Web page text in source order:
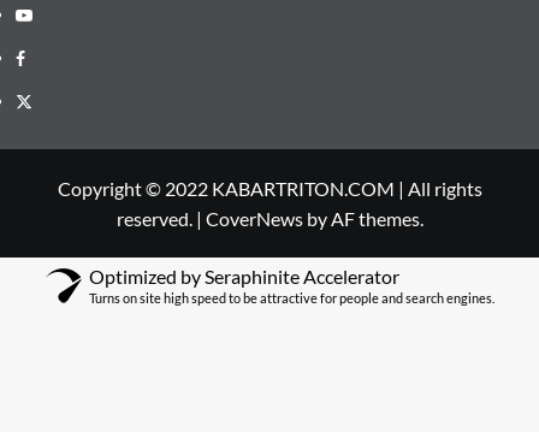
Youtube
Facebook
Twitter
Copyright © 2022 KABARTRITON.COM | All rights
reserved. | CoverNewsby AF themes.
Optimized by Seraphinite Accelerator
Turns on site high speed to be attractive for people and search engines.